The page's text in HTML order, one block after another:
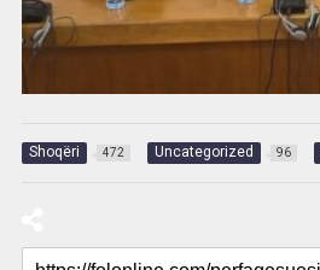
Shoqëri 472 Uncategorized 96